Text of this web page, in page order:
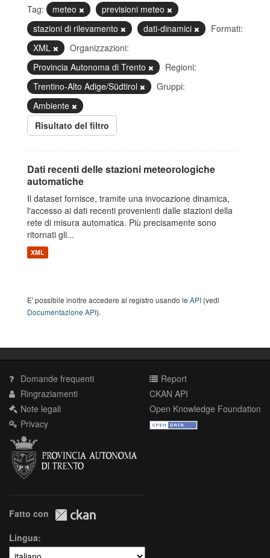
Tag: meteo
previsioni meteo
stazioni di rilevamento
dati-dinamici
Formati:
XML
Organizzazioni:
Provincia Autonoma di Trento
Regioni:
Trentino-Alto Adige/Südtirol
Gruppi:
Ambiente
Risultato del filtro
Dati recenti delle stazioni meteorologiche
automatiche
Il dataset fornisce, tramite una invocazione dinamica,
l'accesso ai dati recenti provenienti dalle stazioni della
rete di misura automatica. Più precisamente sono
ritornati gli...
XML
E' possibile inoltre accedere al registro usando le API (vedi
Documentazione API).
Domande frequenti
Ringraziamenti
Note legali
Privacy
Report
CKAN API
Open Knowledge Foundation
Fatto con
Lingua